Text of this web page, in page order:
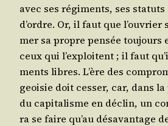
avec ses régi­ments, ses sta­tuts
d’ordre. Or, il faut que
mer sa propre pen­sée tou­jours
ceux qui l’ex­ploitent ; il faut
ments libres. L’ère des
geoi­sie doit ces­ser, car, dans
du capi­ta­lisme en déclin, un
ra se faire qu’au désa­van­tage